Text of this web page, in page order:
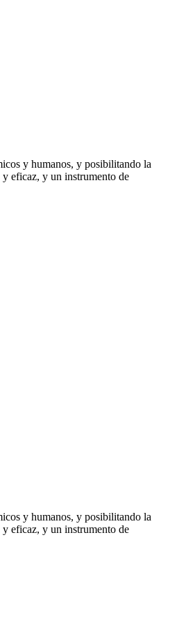
y humanos, y posibilitando la
eficaz, y un instrumento de
y humanos, y posibilitando la
eficaz, y un instrumento de